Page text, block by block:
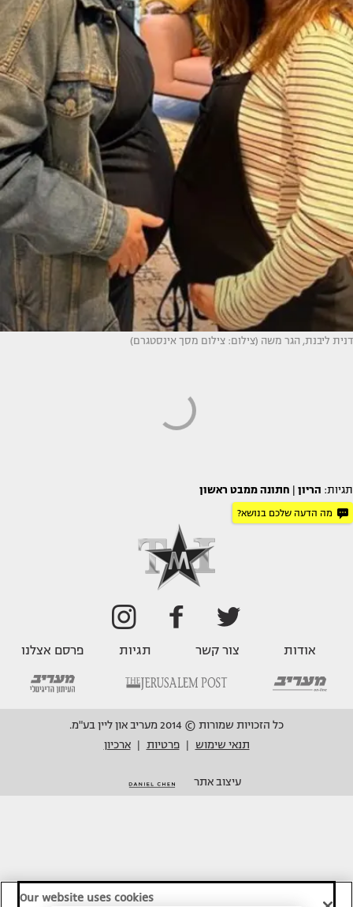
דנית ליבנת, הגר משה (צילום: צילום מסך אינסטגרם)
תגיות: הריון חתונה ממבט ראשון
מה הדעה שלכם בנושא?
אודות צור קשר תגיות פרסם אצלנו
כל הזכויות שמורות © 2014 מעריב און ליין בע"מ.
תנאי שימוש
פרטיות ארכיון
עיצוב אתר
Our website uses cookies